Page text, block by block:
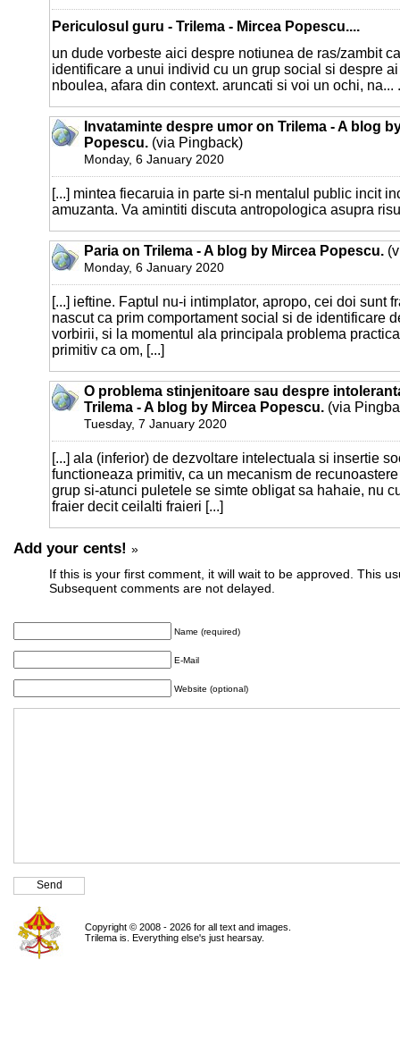
Periculosul guru - Trilema - Mircea Popescu....
un dude vorbeste aici despre notiunea de ras/zambit
identificare a unui individ cu un grup social si despre
nboulea, afara din context. aruncati si voi un ochi, na...
Invataminte despre umor on Trilema - A blog
Popescu. (via Pingback)
Monday, 6 January 2020
[...] mintea fiecaruia in parte si-n mentalul public incit
amuzanta. Va amintiti discuta antropologica asupra
Paria on Trilema - A blog by Mircea Popescu.
Monday, 6 January 2020
[...] ieftine. Faptul nu-i intimplator, apropo, cei doi sunt
nascut ca prim comportament social si de identificare
vorbirii, si la momentul ala principala problema
primitiv ca om, [...]
O problema stinjenitoare sau despre
Trilema - A blog by Mircea Popescu. (via
Tuesday, 7 January 2020
[...] ala (inferior) de dezvoltare intelectuala si insertie
functioneaza primitiv, ca un mecanism de
grup si-atunci puletele se simte obligat sa hahaie, nu
fraier decit ceilalti fraieri [...]
Add your cents! »
If this is your first comment, it will wait to be approved. This
Subsequent comments are not delayed.
Name (required)
E-Mail
Website (optional)
Copyright © 2008 - 2026 for all text and images.
Trilema is. Everything else's just hearsay.